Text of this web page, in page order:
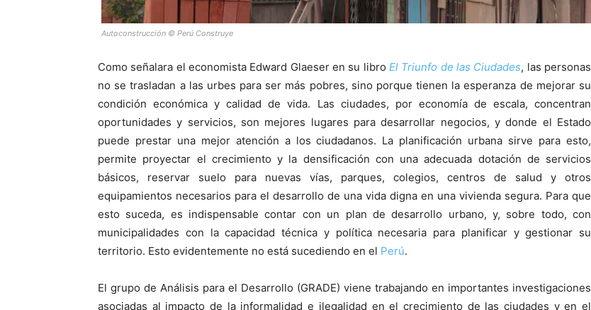
Autoconstrucción © Perú Construye
Como señalara el economista Edward Glaeser en su libro El Triunfo de las Ciudades, las personas
no se trasladan a las urbes para ser más pobres, sino porque tienen la esperanza de mejorar su
condición económica y calidad de vida. Las ciudades, por economía de escala, concentran
oportunidades y servicios, son mejores lugares para desarrollar negocios, y donde el Estado
puede prestar una mejor atención a los ciudadanos. La planificación urbana sirve para esto,
permite proyectar el crecimiento y la densificación con una adecuada dotación de servicios
básicos, reservar suelo para nuevas vías, parques, colegios, centros de salud y otros
equipamientos necesarios para el desarrollo de una vida digna en una vivienda segura. Para que
esto suceda, es indispensable contar con un plan de desarrollo urbano, y, sobre todo, con
municipalidades con la capacidad técnica y política necesaria para planificar y gestionar su
territorio. Esto evidentemente no está sucediendo en el Perú.
El grupo de Análisis para el Desarrollo (GRADE) viene trabajando en importantes investigaciones
asociadas al impacto de la informalidad e ilegalidad en el crecimiento de las ciudades y en el